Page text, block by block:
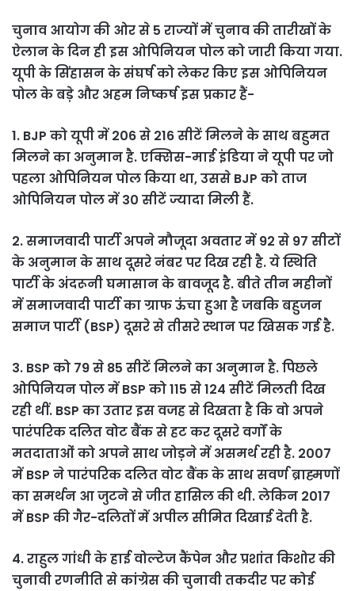
चुनाव आयोग की ओर से 5 राज्यों में चुनाव की तारीखों के
ऐलान के दिन ही इस ओपिनियन पोल को जारी किया गया.
यूपी के सिंहासन के संघर्ष को लेकर किए इस ओपिनियन
पोल के बड़े और अहम निष्कर्ष इस प्रकार हैं-
1. BJP को यूपी में 206 से 216 सीटें मिलने के साथ बहुमत
मिलने का अनुमान है. एक्सिस-माई इंडिया ने यूपी पर जो
पहला ओपिनियन पोल किया था, उससे BJP को ताज
ओपिनियन पोल में 30 सीटें ज्यादा मिली हैं.
2. समाजवादी पार्टी अपने मौजूदा अवतार में 92 से 97 सीटों
के अनुमान के साथ दूसरे नंबर पर दिख रही है. ये स्थिति
पार्टी के अंदरूनी घमासान के बावजूद है. बीते तीन महीनों
में समाजवादी पार्टी का ग्राफ ऊंचा हुआ है जबकि बहुजन
समाज पार्टी (BSP) दूसरे से तीसरे स्थान पर खिसक गई है.
3. BSP को 79 से 85 सीटें मिलने का अनुमान है. पिछले
ओपिनियन पोल में BSP को 115 से 124 सीटें मिलती दिख
रही थीं. BSP का उतार इस वजह से दिखता है कि वो अपने
पारंपरिक दलित वोट बैंक से हट कर दूसरे वर्गों के
मतदाताओं को अपने साथ जोड़ने में असमर्थ रही है. 2007
में BSP ने पारंपरिक दलित वोट बैंक के साथ सवर्ण ब्राह्मणों
का समर्थन आ जुटने से जीत हासिल की थी. लेकिन 2017
में BSP की गैर-दलितों में अपील सीमित दिखाई देती है.
4. राहुल गांधी के हाई वोल्टेज कैंपेन और प्रशांत किशोर की
चुनावी रणनीति से कांग्रेस की चुनावी तकदीर पर कोई